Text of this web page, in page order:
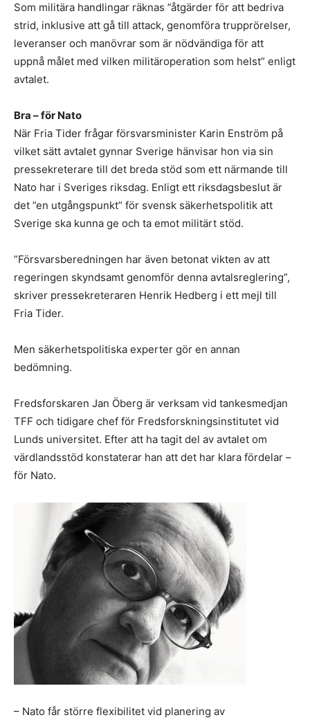
Som militära handlingar räknas ”åtgärder för att bedriva
strid, inklusive att gå till attack, genomföra trupprörelser,
leveranser och manövrar som är nödvändiga för att
uppnå målet med vilken militäroperation som helst” enligt
avtalet.
Bra – för Nato
När Fria Tider frågar försvarsminister Karin Enström på
vilket sätt avtalet gynnar Sverige hänvisar hon via sin
pressekreterare till det breda stöd som ett närmande till
Nato har i Sveriges riksdag. Enligt ett riksdagsbeslut är
det ”en utgångspunkt” för svensk säkerhetspolitik att
Sverige ska kunna ge och ta emot militärt stöd.
”Försvarsberedningen har även betonat vikten av att
regeringen skyndsamt genomför denna avtalsreglering”,
skriver pressekreteraren Henrik Hedberg i ett mejl till
Fria Tider.
Men säkerhetspolitiska experter gör en annan
bedömning.
Fredsforskaren Jan Öberg är verksam vid tankesmedjan
TFF och tidigare chef för Fredsforskningsinstitutet vid
Lunds universitet. Efter att ha tagit del av avtalet om
värdlandsstöd konstaterar han att det har klara fördelar –
för Nato.
– Nato får större flexibilitet vid planering av